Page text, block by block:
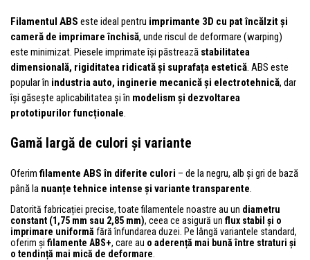
Filamentul ABS este ideal pentru imprimante 3D cu pat încălzit și
cameră de imprimare închisă, unde riscul de deformare (warping)
este minimizat. Piesele imprimate își păstrează stabilitatea
dimensională, rigiditatea ridicată și suprafața estetică. ABS este
popular în industria auto, inginerie mecanică și electrotehnică, dar
își găsește aplicabilitatea și în modelism și dezvoltarea
prototipurilor funcționale.
Gamă largă de culori și variante
Oferim filamente ABS în diferite culori – de la negru, alb și gri de bază
până la nuanțe tehnice intense și variante transparente.
Datorită fabricației precise, toate filamentele noastre au un diametru
constant (1,75 mm sau 2,85 mm), ceea ce asigură un flux stabil și o
imprimare uniformă fără înfundarea duzei. Pe lângă variantele standard,
oferim și filamente ABS+, care au o aderență mai bună între straturi și
o tendință mai mică de deformare